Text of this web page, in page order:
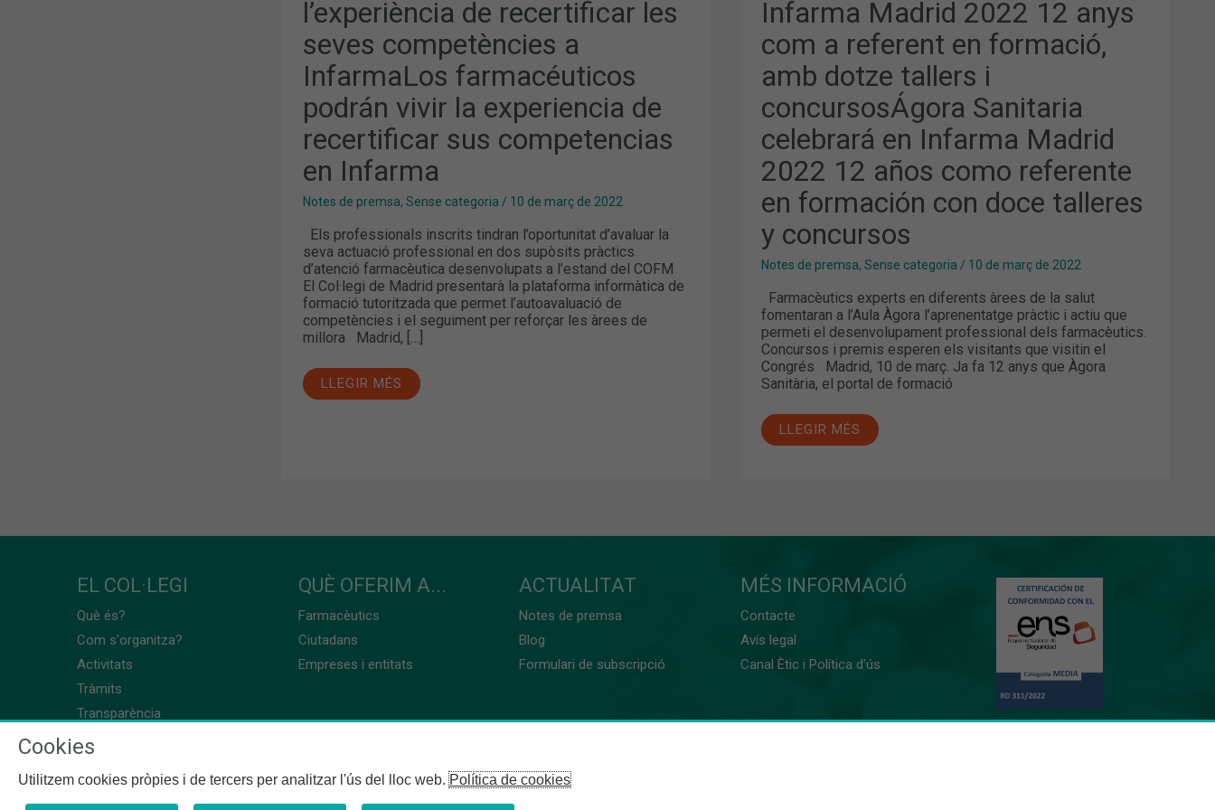
l’experiència de recertificar les
seves competències a
InfarmaLos farmacéuticos
podrán vivir la experiencia de
recertificar sus competencias
en Infarma
Notes de premsa, Sense categoria / 10 de març de 2022
Els professionals inscrits tindran l’oportunitat d’avaluar la
seva actuació professional en dos supòsits pràctics
d’atenció farmacèutica desenvolupats a l’estand del COFM
El Col·legi de Madrid presentarà la plataforma informàtica de
formació tutoritzada que permet l’autoavaluació de
competències i el seguiment per reforçar les àrees de
millora Madrid, […]
INFARMALOS
FARMACÉUTICOS
PODRÁN
VIVIR
LA
EXPERIENCIA
RECERTIFICAR
COMPETENCIAS
EN
INFARMA
LLEGIR MÉS
Infarma Madrid 2022 12 anys
com a referent en formació,
amb dotze tallers i
concursosÁgora Sanitaria
celebrará en Infarma Madrid
2022 12 años como referente
en formación con doce talleres
y concursos
Notes de premsa,Sense categoria / 10 de març de 2022
Farmacèutics experts en diferents àrees de la salut
fomentaran a l’Aula Àgora l’aprenentatge pràctic i actiu que
permeti el desenvolupament professional dels farmacèutics.
Concursos i premis esperen els visitants que visitin el
Congrés Madrid, 10 de març. Ja fa 12 anys que Àgora
Sanitària, el portal de formació
REFERENT
FORMACIÓ,
AMB
DOTZE
TALLERS
CONCURSOSÁGORA
CELEBRARÁ
EN
INFARMA
MADRID
2022
12
COMO
REFERENTE
EN
FORMACIÓN
DOCE
TALLERES
Y
CONCURSOS
LLEGIR MÉS
EL COL·LEGI
Què és?
Com s'organitza?
Activitats
Tràmits
Transparència
QUÈ OFERIM A...
Farmacèutics
Ciutadans
Empreses i entitats
ACTUALITAT
Notes de premsa
Blog
Formulari de subscripció
MÉS INFORMACIÓ
Contacte
Avís legal
Canal Ètic i Política d’ús
Cookies
Utilitzem cookies pròpies i de tercers per analitzar l'ús del lloc web.Política de cookies